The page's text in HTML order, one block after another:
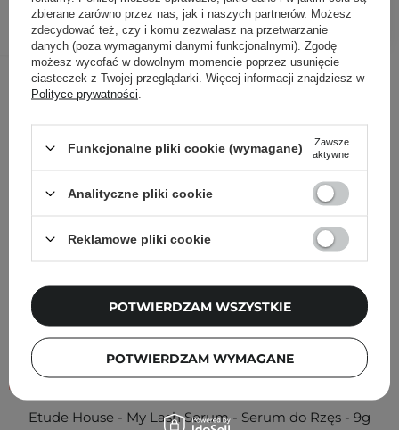
DODAJ DO KOSZYKA
Inni klienci sprawdzali również
PROMOCJA
Etude House - My Lash Serum - Serum do Rzęs - 9g
zbierane zarówno przez nas, jak i naszych partnerów. Możesz
zdecydować też, czy i komu zezwalasz na przetwarzanie
danych (poza wymaganymi danymi funkcjonalnymi). Zgodę
możesz wycofać w dowolnym momencie poprzez usunięcie
ciasteczek z Twojej przeglądarki. Więcej informacji znajdziesz w
Polityce prywatności
Funkcjonalne pliki cookie (wymagane)
Zawsze
aktywne
Analityczne pliki cookie
Reklamowe pliki cookie
POTWIERDZAM WYMAGANE
POTWIERDZAM WSZYSTKIE